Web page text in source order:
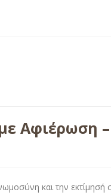
Αφιέρωση –
και την εκτίμησή